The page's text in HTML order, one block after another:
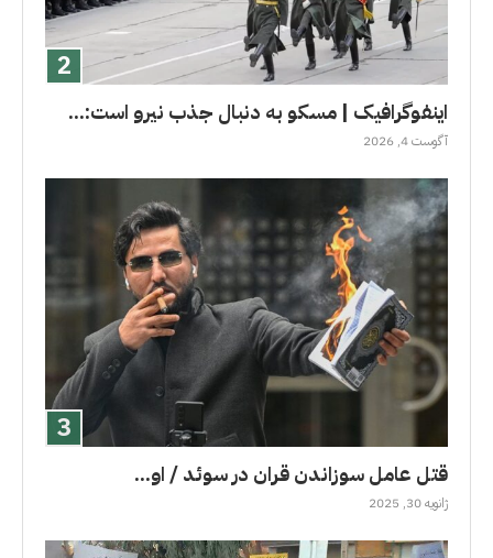
اینفوگرافیک | مسکو به دنبال جذب نیرو است:...
آگوست 4, 2026
قتل عامل سوزاندن قران در سوئد / او...
ژانویه 30, 2025